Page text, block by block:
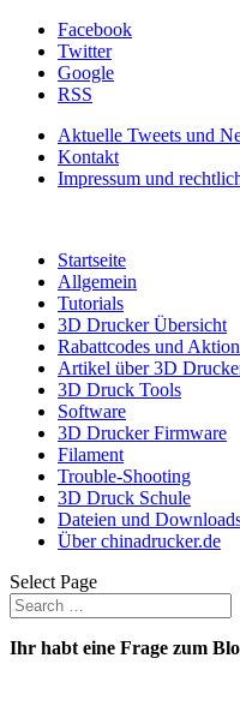
Facebook
Twitter
Google
RSS
Aktuelle Tweets und
Kontakt
Impressum und
Startseite
Allgemein
Tutorials
3D Drucker Übersicht
Rabattcodes und
Artikel über 3D
3D Druck Tools
Software
3D Drucker Firmware
Filament
Trouble-Shooting
3D Druck Schule
Dateien und
Über chinadrucker.de
Select Page
Ihr habt eine Frage zum